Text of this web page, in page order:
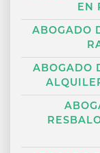
EN
ABOGADO
ABOGADO